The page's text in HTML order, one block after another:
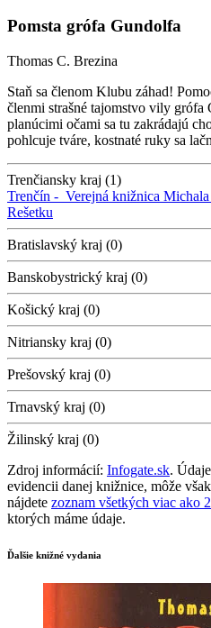
Pomsta grófa Gundolfa
Thomas C. Brezina
Staň sa členom Klubu záhad!
členmi strašné tajomstvo vily grófa
planúcimi očami sa tu zakrádajú
pohlcuje tváre, kostnaté ruky sa
Trenčiansky kraj (1)
Trenčín - Verejná knižnica Michala
Rešetku
Bratislavský kraj (0)
Banskobystrický kraj (0)
Košický kraj (0)
Nitriansky kraj (0)
Prešovský kraj (0)
Trnavský kraj (0)
Žilinský kraj (0)
Zdroj informácií: Infogate.sk.
evidencii danej knižnice, môže
nájdete zoznam všetkých viac ako
ktorých máme údaje.
Ďalšie knižné vydania